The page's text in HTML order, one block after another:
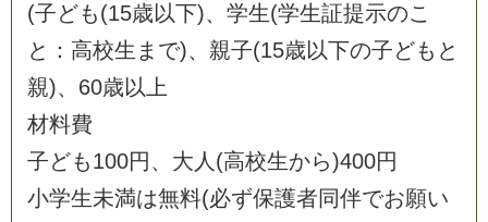
(子ども(15歳以下)、 学生(学生証提示のこ
と ： 高校生 ま で)、 親子(15歳以下の子ども と
親)、 60歳以 上
材料費
子ども100円 、 大 人 (高校生から)400円
小学生未満は無料(必ず保護者同伴でお願い